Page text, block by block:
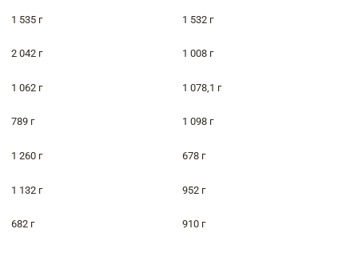
1 535 г 1 532 г
2 042 г 1 008 г
1 062 г 1 078,1 г
789 г 1 098 г
1 260 г 678 г
1 132 г 952 г
682 г 910 г